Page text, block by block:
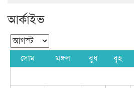
আর্কাইভ
সোম মঙ্গল বুধ বৃহ